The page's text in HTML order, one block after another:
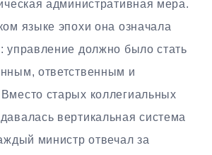
административная мера.
языке эпохи она означала
управление должно было стать
ответственным и
старых коллегиальных
вертикальная система
министр отвечал за